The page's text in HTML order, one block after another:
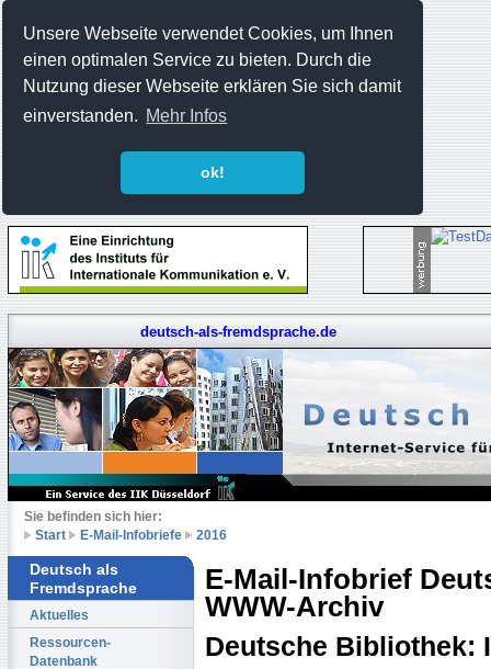
Unsere Webseite verwendet Cookies, um Ihnen
einen optimalen Service zu bieten. Durch die
Nutzung dieser Webseite erklären Sie sich damit
einverstanden. Mehr Infos
ok!
deutsch-als-fremdsprache.de
Sie befinden sich hier:
Start
E-Mail-Infobriefe 2016
Deutsch als
Fremdsprache
Aktuelles
Ressourcen-
Datenbank
E-Mail-Infobrief
WWW-Archiv
Deutsche Bibliothek: